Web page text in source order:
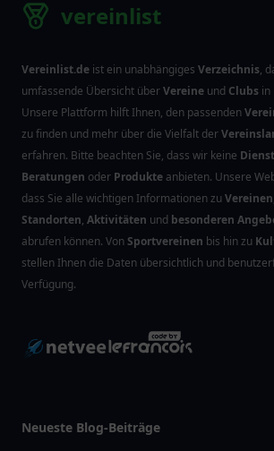
vereinlist
Vereinlist.de ist ein unabhängiges Verzeichnis,
umfassende Übersicht überVereine und Clubs in
Unsere Plattform hilft Ihnen, den passenden
zu finden und mehr über die Vielfalt der
erfahren. Bitte beachten Sie, dass wir keine
Beratungen oder Produkte anbieten. Unsere
dass Sie alle wichtigen Informationen zu Vereinen
Standorten, Aktivitäten und besonderen
abrufen können. VonSportvereinen bis hin zu
stellen Ihnen die Daten übersichtlich und
Verfügung.
Neueste Blog-Beiträge